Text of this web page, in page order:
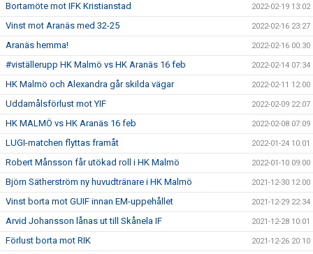
Bortamöte mot IFK Kristianstad 2022-02-19 13:02
Vinst mot Aranäs med 32-25 2022-02-16 23:27
Aranäs hemma! 2022-02-16 00:30
#viställerupp HK Malmö vs HK Aranäs 16 feb 2022-02-14 07:34
HK Malmö och Alexandra går skilda vägar 2022-02-11 12:00
Uddamålsförlust mot YIF 2022-02-09 22:07
HK MALMÖ vs HK Aranäs 16 feb 2022-02-08 07:09
LUGI-matchen flyttas framåt 2022-01-24 10:01
Robert Månsson får utökad roll i HK Malmö 2022-01-10 09:00
Björn Sätherström ny huvudtränare i HK Malmö 2021-12-30 12:00
Vinst borta mot GUIF innan EM-uppehållet 2021-12-29 22:34
Arvid Johansson lånas ut till Skånela IF 2021-12-28 10:01
Förlust borta mot RIK 2021-12-26 20:10